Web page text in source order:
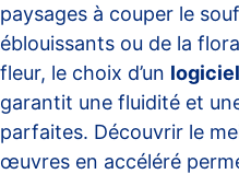
paysages à couper le
éblouissants ou de la
fleur, le choix d’un
garantit une fluidité et
parfaites. Découvrir le
œuvres en accéléré